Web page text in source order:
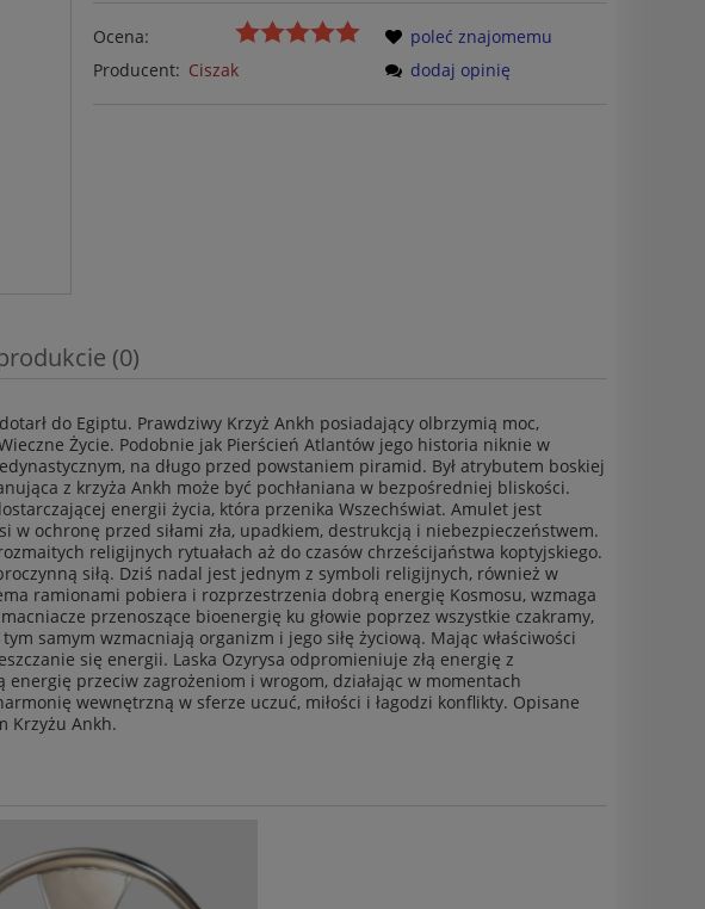
Ocena:
Producent: Ciszak
poleć znajomemu
dodaj opinię
(0)
do Egiptu. Prawdziwy Krzyż Ankh posiadający olbrzymią moc,
Życie. Podobnie jak Pierścień Atlantów jego historia niknie w
na długo przed powstaniem piramid. Był atrybutem boskiej
z krzyża Ankh może być pochłaniana w bezpośredniej bliskości.
energii życia, która przenika Wszechświat. Amulet jest
ochronę przed siłami zła, upadkiem, destrukcją i niebezpieczeństwem.
religijnych rytuałach aż do czasów chrześcijaństwa koptyjskiego.
siłą. Dziś nadal jest jednym z symboli religijnych, również w
ramionami pobiera i rozprzestrzenia dobrą energię Kosmosu, wzmaga
przenoszące bioenergię ku głowie poprzez wszystkie czakramy,
samym wzmacniają organizm i jego siłę życiową. Mając właściwości
się energii. Laska Ozyrysa odpromieniuje złą energię z
przeciw zagrożeniom i wrogom, działając w momentach
wewnętrzną w sferze uczuć, miłości i łagodzi konflikty. Opisane
Krzyżu Ankh.